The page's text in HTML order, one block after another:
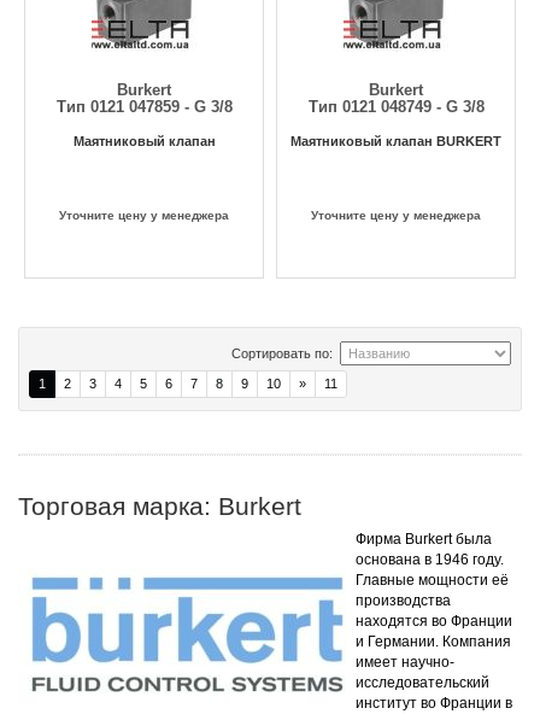
Burkert
Тип 0121 047859 - G 3/8
Маятниковый клапан
Уточните цену у менеджера
Burkert
Тип 0121 048749 - G 3/8
Маятниковый клапан BURKERT
Уточните цену у менеджера
Сортировать по:
1 2 3 4 5 6 7 8 9 10 » 11
Торговая марка: Burkert
Фирма Burkert была
основана в 1946 году.
Главные мощности её
производства
находятся во Франции
и Германии. Компания
имеет научно-
исследовательский
институт во Франции в